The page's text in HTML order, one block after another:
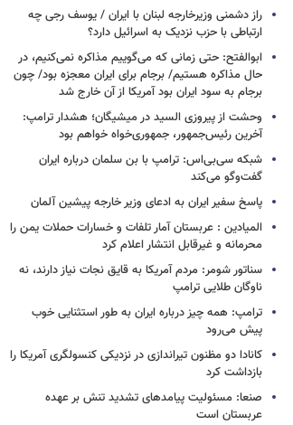
راز دشمنی وزیرخارجه لبنان با ایران / یوسف رجی چه
ارتباطی با حزب نزدیک به اسرائیل دارد؟
ابوالفتح: حتی زمانی که می‌گوییم مذاکره نمی‌کنیم، در
حال مذاکره هستیم/ برجام برای ایران معجزه بود/ چون
برجام به سود ایران بود آمریکا از آن خارج شد
وحشت از پیروزی السید در میشیگان؛ هشدار ترامپ:
آخرین رئیس‌جمهور، جمهوری‌خواه خواهم بود
شبکه سی‌بی‌اس: ترامپ با بن سلمان درباره ایران
گفت‌وگو می‌کند
پاسخ سفیر ایران به ادعای وزیر خارجه پیشین آلمان
المیادین : عربستان آمار تلفات و خسارات حملات یمن را
محرمانه و غیرقابل انتشار اعلام کرد
سناتور شومر: مردم آمریکا به قایق نجات نیاز دارند، نه
ناوگان طلایی ترامپ
ترامپ: همه چیز درباره ایران به طور استثنایی خوب
پیش می‌رود
کانادا دو مظنون تیراندازی در نزدیکی کنسولگری آمریکا را
بازداشت کرد
صنعا: مسئولیت پیامدهای تشدید تنش بر عهده
عربستان است